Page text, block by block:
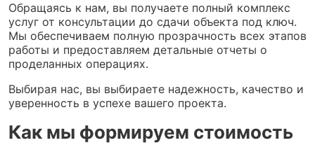
Обращаясь к нам, вы получаете полный комплекс
услуг от консультации до сдачи объекта под ключ.
Мы обеспечиваем полную прозрачность всех этапов
работы и предоставляем детальные отчеты о
проделанных операциях.
Выбирая нас, вы выбираете надежность, качество и
уверенность в успехе вашего проекта.
Как мы формируем стоимость